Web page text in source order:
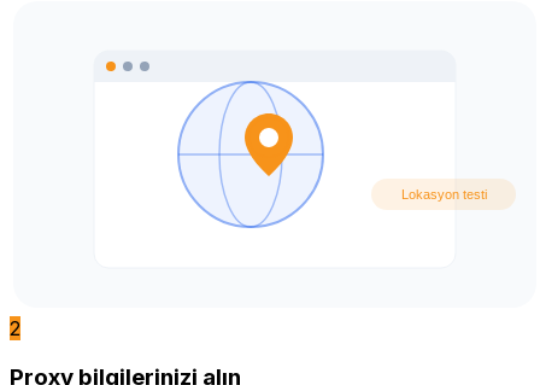
2
Proxy bilgilerinizi alın